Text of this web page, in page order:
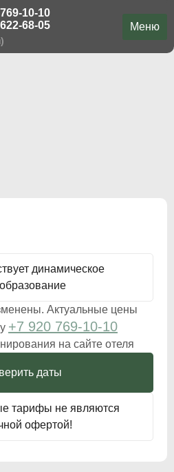
10-10
68-05
Меню
динамическое
Актуальные цены
+7 920 769-10-10
на сайте отеля
даты
тарифы не являются
офертой!